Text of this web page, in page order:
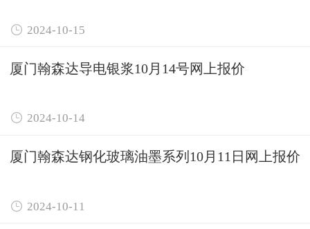
 2024-10-15
厦门翰森达导电银浆10月14号网上报价
 2024-10-14
厦门翰森达钢化玻璃油墨系列10月11日网上报价
 2024-10-11